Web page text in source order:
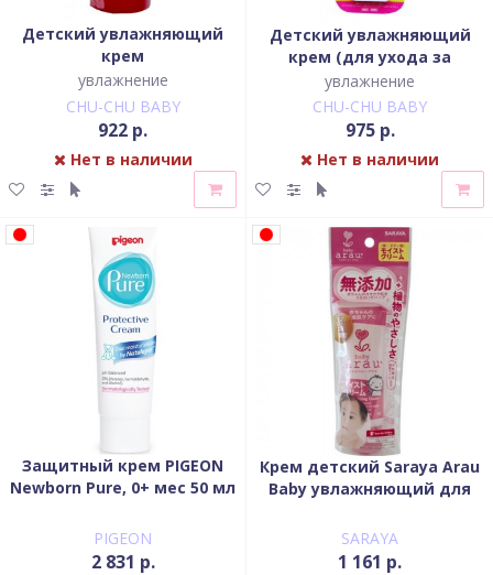
Детский увлажняющий
крем
увлажнение
CHU-CHU BABY
922 р.
Нет в наличии
Детский увлажняющий
крем (для ухода за
областью вокруг рта)
увлажнение
CHU-CHU BABY
975 р.
Нет в наличии
Защитный крем PIGEON
Newborn Pure, 0+ мес 50 мл
PIGEON
2 831 р.
Крем детский Saraya Arau
Baby увлажняющий для
SARAYA
1 161 р.